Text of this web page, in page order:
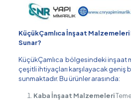
KüçükÇamlıca İnşaat
Sunar?
KüçükÇamlıca bölgesindeki inşaat
çeşitli ihtiyaçları karşılayacak geniş
sunmaktadır. Bu ürünler arasında:
Kaba İnşaat Malzemeleri